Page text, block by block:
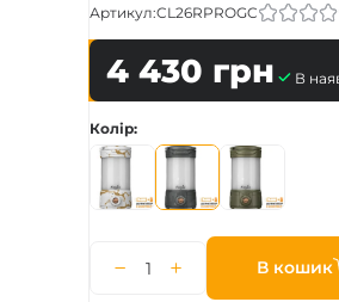
Артикул:CL26RPROGC
4 430 грн В
Колір
В кошик